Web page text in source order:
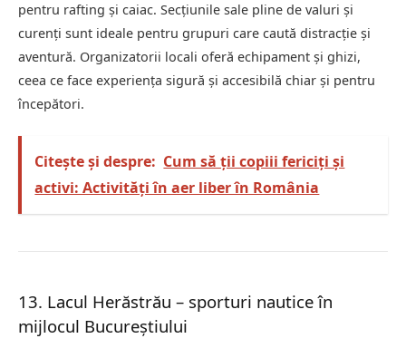
pentru rafting și caiac. Secțiunile sale pline de valuri și
curenți sunt ideale pentru grupuri care caută distracție și
aventură. Organizatorii locali oferă echipament și ghizi,
ceea ce face experiența sigură și accesibilă chiar și pentru
începători.
Citește și despre: Cum să ții copiii fericiți și
activi: Activități în aer liber în România
13. Lacul Herăstrău – sporturi nautice în
mijlocul Bucureștiului